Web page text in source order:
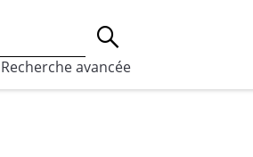
qui sont utilisés à des fins de
Recherche avancée